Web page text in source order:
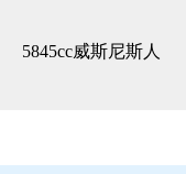
5845cc威斯尼斯人